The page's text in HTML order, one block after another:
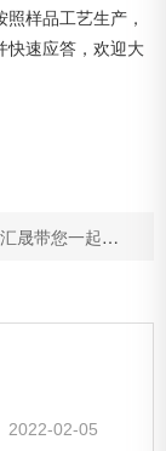
样品工艺生产，
快速应答，欢迎大
起了解聚氨酯产品生产厂家的材料特性
2022-02-05